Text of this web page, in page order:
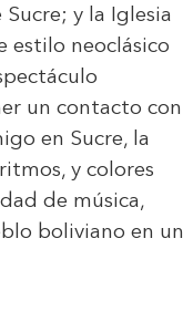
y la Iglesia
estilo neoclásico
un contacto con
en Sucre, la
y colores
de música,
boliviano en un